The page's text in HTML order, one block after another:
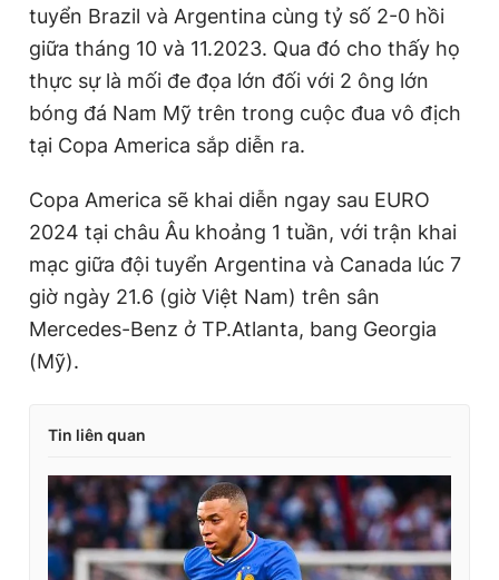
tuyển Brazil và Argentina cùng tỷ số 2-0 hồi
giữa tháng 10 và 11.2023. Qua đó cho thấy họ
thực sự là mối đe đọa lớn đối với 2 ông lớn
bóng đá Nam Mỹ trên trong cuộc đua vô địch
tại Copa America sắp diễn ra.
Copa America sẽ khai diễn ngay sau EURO
2024 tại châu Âu khoảng 1 tuần, với trận khai
mạc giữa đội tuyển Argentina và Canada lúc 7
giờ ngày 21.6 (giờ Việt Nam) trên sân
Mercedes-Benz ở TP.Atlanta, bang Georgia
(Mỹ).
Tin liên quan